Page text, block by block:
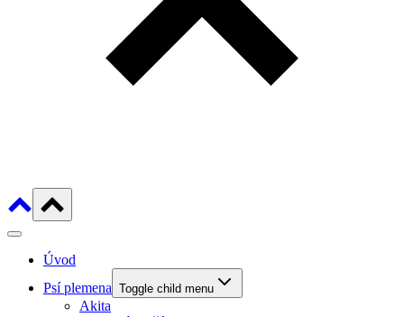
Úvod
Psí plemena Toggle child menu
Akita